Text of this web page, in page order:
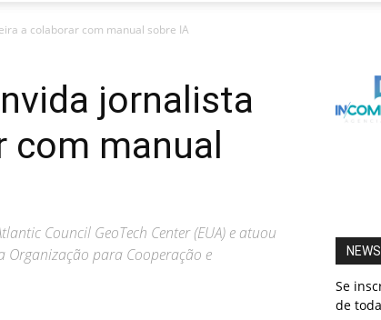
a colaborar com manual sobre IA
jornalista
com manual
Council GeoTech Center (EUA) e atuou
Organização para Cooperação e
Se
de